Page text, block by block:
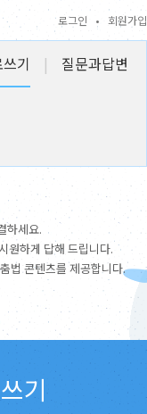
로그인 • 회원가입
기 | 질문과답변
하세요.
원하게 답해 드립니다.
법 콘텐츠를 제공합니다.
기